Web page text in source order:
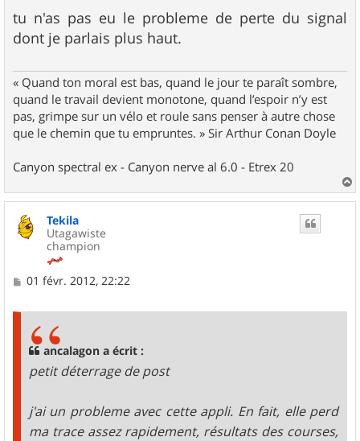
s
s
a
tu n'as pas eu le probleme de perte du signal
dont je parlais plus haut.
« Quand ton moral est bas, quand le jour te paraît sombre,
quand le travail devient monotone, quand l’espoir n’y est
pas, grimpe sur un vélo et roule sans penser à autre chose
que le chemin que tu empruntes. » Sir Arthur Conan Doyle
Canyon spectral ex - Canyon nerve al 6.0 - Etrex 20
a
Tekila
Utagawiste
champion
M
01 févr. 2012, 22:22
ancalagon a écrit :
petit déterrage de post
j'ai un probleme avec cette appli. En fait, elle perd
ma trace assez rapidement, résultats des courses,